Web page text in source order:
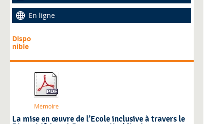
En ligne
Dispo
nible
Mémoire
La mise en œuvre de l’Ecole inclusive à travers le